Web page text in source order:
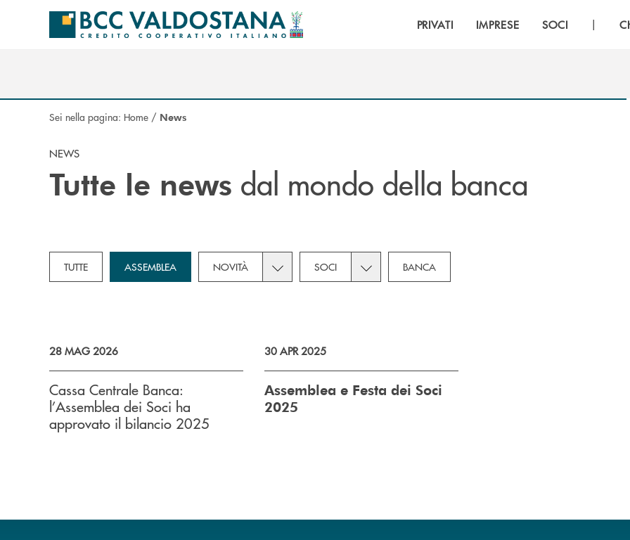
Salta al contenuto principale
PRIVATI IMPRESE SOCI |
Sei nella pagina: Home / News
NEWS
Tutte le news dal mondo della banca
TUTTE ASSEMBLEA NOVITÀ Toggle subcategories dropdown for Novità
SOCI Toggle subcategories dropdown for Soci
BANCA
28 MAG 2026
Cassa Centrale Banca:
l’Assemblea dei Soci ha
approvato il bilancio 2025
30 APR 2025
Assemblea e Festa dei Soci
2025